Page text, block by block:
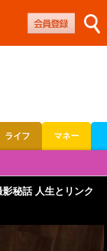
ライフ マネー
秘話 人生とリンク